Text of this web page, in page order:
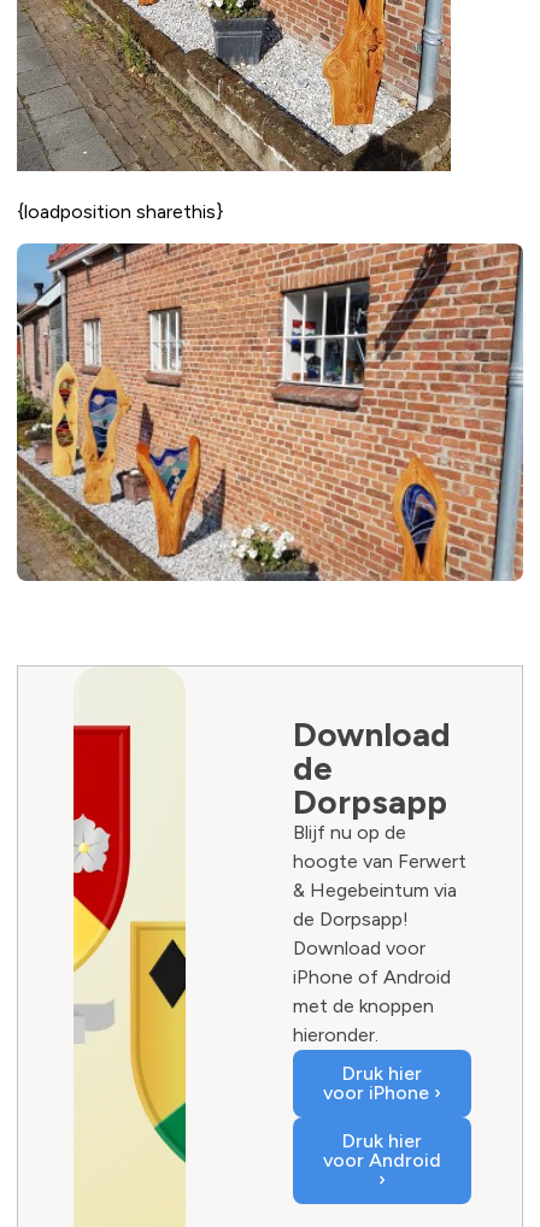
{loadposition sharethis}
Download
de
Dorpsapp
Blijf nu op de
hoogte van Ferwert
& Hegebeintum via
de Dorpsapp!
Download voor
iPhone of Android
met de knoppen
hieronder.
Druk hier
voor iPhone ›
Druk hier
voor Android
›